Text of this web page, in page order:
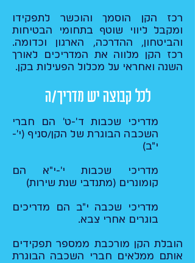
רכז הקן הוסמך והוכשר לתפקידו
ומקבל ליווי שוטף בתחומי הבטיחות
והביטחון, ההדרכה, הארגון וכדומה.
רכז הקן מלווה את המדריכים לאורך
השנה ואחראי על מכלול הפעילות בקן.
לכל קבוצה יש מדריך/ה
מדריכי שכבות ד'-ט' הם חברי
השכבה הבוגרת של הקן/סניף (י'-
י"ב)
מדריכי שכבות י'-י"א הם
קומונרים (מתנדבי שנת שירות)
מדריכי שכבה י"ב הם מדריכים
בוגרים אחרי צבא.
הובלת הקן מורכבת ממספר תפקידים
אותם ממלאים חברי השכבה הבוגרת